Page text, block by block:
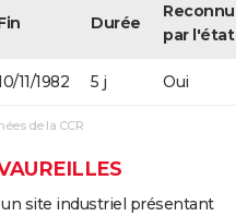
Durée
Reconnue
par l'état
11/1982 5 j Oui
de la CCR
site industriel présentant